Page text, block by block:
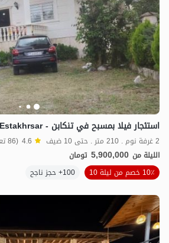
استئجار فيلا بمسبح في تنكابن - Estakhrsar
2 غرفة نوم . 210 متر . حتى 10 ضيف 4.6 (86 تعليق)
الليلة من 5,900,000 تومان
10٪ خصم من ليلة 10
100+ حجز ناجح